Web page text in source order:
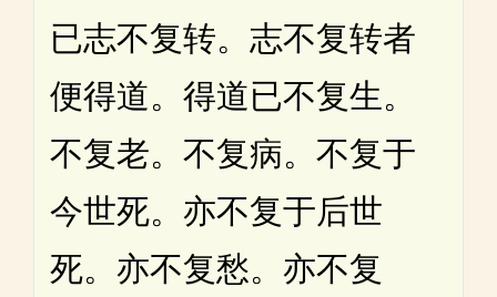
已志不复转。志不复转者
便得道。得道已不复生。
不复老。不复病。不复于
今世死。亦不复于后世
死。亦不复愁。亦不复